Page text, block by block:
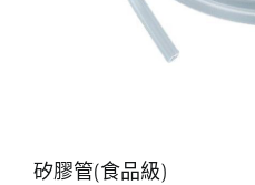
矽膠管(食品級)